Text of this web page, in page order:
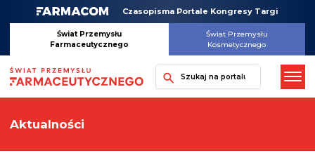
Czasopisma Portale Kongresy Targi
Świat Przemysłu
Farmaceutycznego
Świat Przemysłu
Kosmetycznego
Szukaj
Aktualności